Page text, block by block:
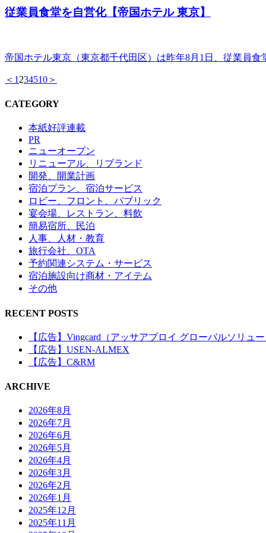
従業員食堂を自営化【帝国ホテル 東京】
帝国ホテル東京（東京都千代田区）は昨年8月1日、従業員
＜ 1 234510 ＞
CATEGORY
本紙好評連載
PR
ニューオープン
リニューアル、リブランド
開発、開業計画
宿泊プラン、宿泊サービス
ロビー、フロント、パブリック
宴会場、レストラン、料飲
簡易宿所、民泊
人事、人材・教育
旅行会社、OTA
予約関連システム・サービス
宿泊施設向け商材・アイテム
その他
RECENT POSTS
【広告】Vingcard（アッサアブロイ グローバルソリュ
【広告】USEN-ALMEX
【広告】C&RM
ARCHIVE
2026年8月
2026年7月
2026年6月
2026年5月
2026年4月
2026年3月
2026年2月
2026年1月
2025年12月
2025年11月